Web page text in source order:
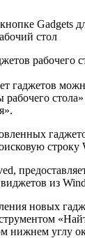
Gadgets
стол
рабочего
гаджетов
строку
из
новых
нижнем углу